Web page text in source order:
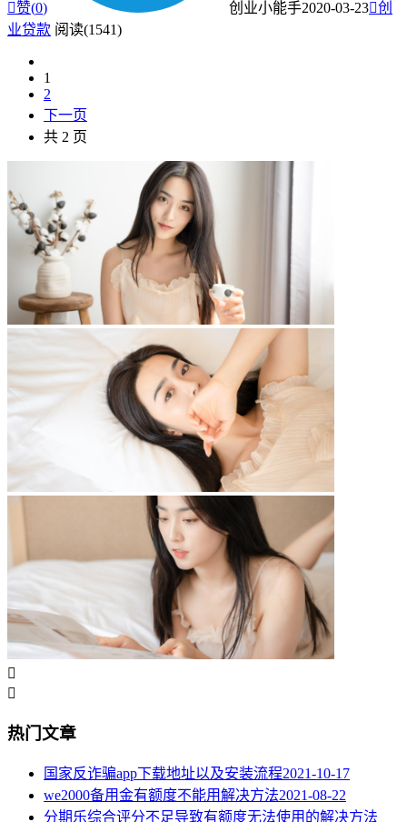
赞(0) 创业小能手2020-03-23创
业贷款 阅读(1541)
1
2
下一页
共 2 页


热门文章
国家反诈骗app下载地址以及安装流程2021-10-17
we2000备用金有额度不能用解决方法2021-08-22
分期乐综合评分不足导致有额度无法使用的解决方法